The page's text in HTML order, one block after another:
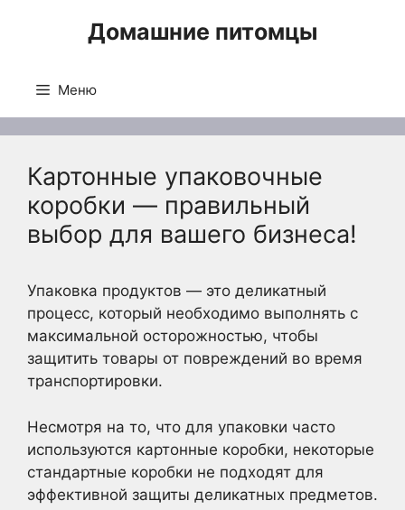
Домашние питомцы
Меню
Картонные упаковочные
коробки — правильный
выбор для вашего бизнеса!
Упаковка продуктов — это деликатный
процесс, который необходимо выполнять с
максимальной осторожностью, чтобы
защитить товары от повреждений во время
транспортировки.
Несмотря на то, что для упаковки часто
используются картонные коробки, некоторые
стандартные коробки не подходят для
эффективной защиты деликатных предметов.